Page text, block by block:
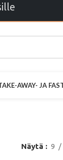
AWAY- JA
Näytä 9